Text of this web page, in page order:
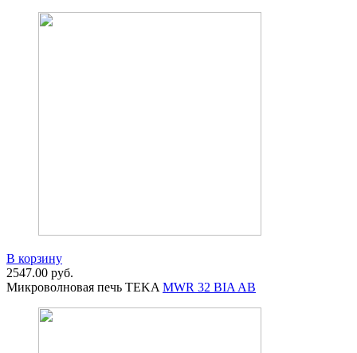
В корзину
2547.00 руб.
Микроволновая печь TEKAMWR 32 BIA AB